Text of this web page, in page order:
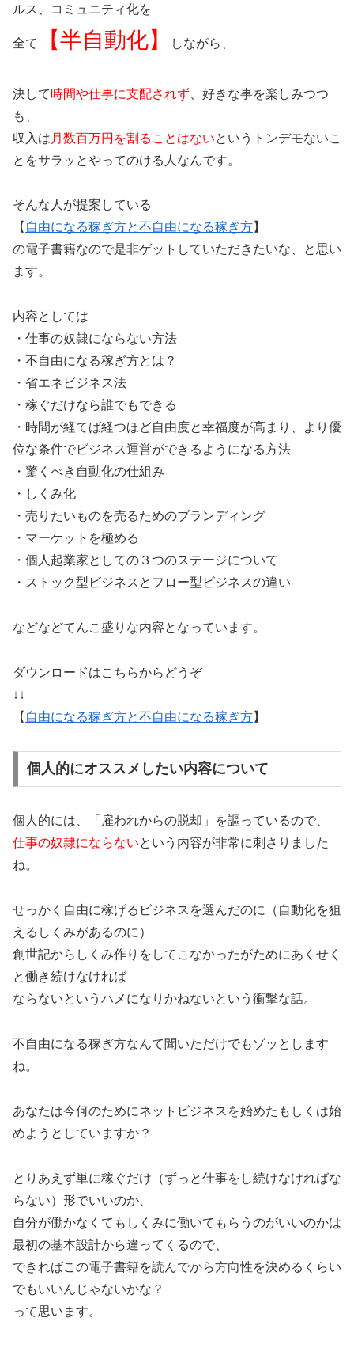
ルス、コミュニティ化を
全て 【半自動化】 しながら、
決して時間や仕事に支配されず 、好きな事を楽しみつつ
も、
収入は 月数百万円を割ることはないというトンデモないこ
とをサラッとやってのける人なんです。
そんな人が提案している
【 自由になる稼ぎ方と不自由になる稼ぎ方】
の電子書籍なので是非ゲットしていただきたいな、と思い
ます。
内容としては
・仕事の奴隷にならない方法
・不自由になる稼ぎ方とは？
・省エネビジネス法
・稼ぐだけなら誰でもできる
・時間が経てば経つほど自由度と幸福度が高まり、より優
位な条件でビジネス運営ができるようになる方法
・驚くべき自動化の仕組み
・しくみ化
・売りたいものを売るためのブランディング
・マーケットを極める
・個人起業家としての３つのステージについて
・ストック型ビジネスとフロー型ビジネスの違い
などなどてんこ盛りな内容となっています。
ダウンロードはこちらからどうぞ
↓↓
【 自由になる稼ぎ方と不自由になる稼ぎ方】
個人的にオススメしたい内容について
個人的には、「雇われからの脱却」を謳っているので、
仕事の奴隷にならないという内容が非常に刺さりました
ね。
せっかく自由に稼げるビジネスを選んだのに（自動化を狙
えるしくみがあるのに）
創世記からしくみ作りをしてこなかったがためにあくせく
と働き続けなければ
ならないというハメになりかねないという衝撃な話。
不自由になる稼ぎ方なんて聞いただけでもゾッとします
ね。
あなたは今何のためにネットビジネスを始めたもしくは始
めようとしていますか？
とりあえず単に稼ぐだけ（ずっと仕事をし続けなければな
らない）形でいいのか、
自分が働かなくてもしくみに働いてもらうのがいいのかは
最初の基本設計から違ってくるので、
できればこの電子書籍を読んでから方向性を決めるくらい
でもいいんじゃないかな？
って思います。